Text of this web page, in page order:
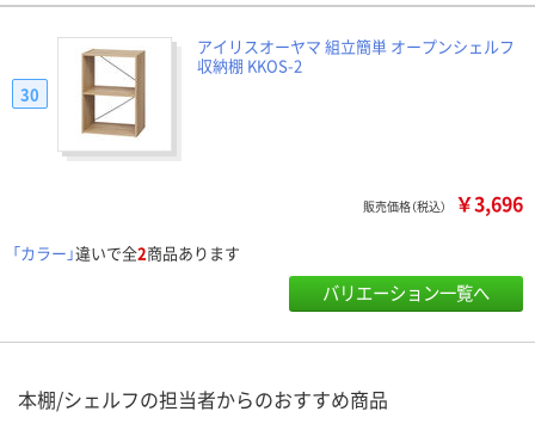
アイリスオーヤマ 組立簡単 オープンシェルフ
収納棚 KKOS-2
30
販売価格（税込） ￥3,696
「カラー」違いで全2商品あります
バリエーション一覧へ
本棚/シェルフの担当者からのおすすめ商品